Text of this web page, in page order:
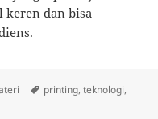
keren dan bisa
Tags
printing,teknologi,
Tips Desain Grafis dan